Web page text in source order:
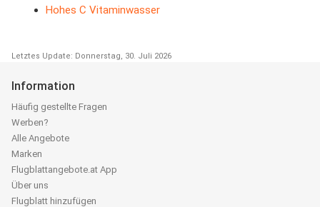
Hohes C Vitaminwasser
Letztes Update: Donnerstag, 30. Juli 2026
Information
Häufig gestellte Fragen
Werben?
Alle Angebote
Marken
Flugblattangebote.at App
Über uns
Flugblatt hinzufügen